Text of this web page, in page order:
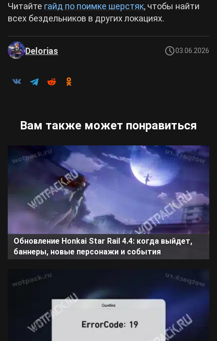
Читайте гайд по поимке шерстяк, чтобы найти
всех бездельников в других локациях.
Delorias 03.06.2026
Вам также может понравиться
Обновление Honkai Star Rail 4.4: когда выйдет,
баннеры, новые персонажи и события